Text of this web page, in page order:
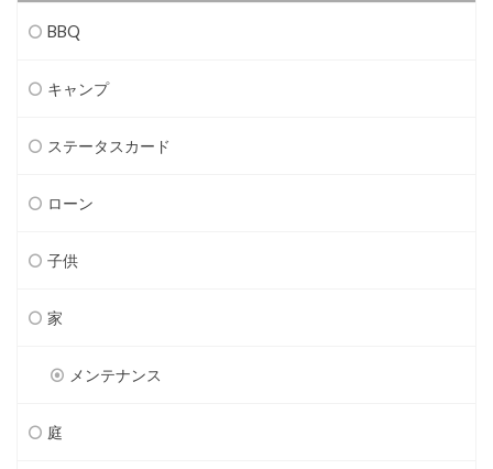
BBQ
キャンプ
ステータスカード
ローン
子供
家
メンテナンス
庭